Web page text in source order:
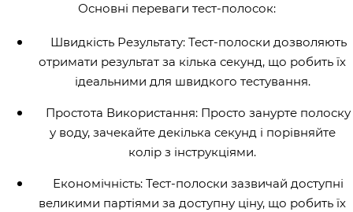
Основні переваги тест-полосок:
Швидкість Результату: Тест-полоски дозволяють
отримати результат за кілька секунд, що робить їх
ідеальними для швидкого тестування.
Простота Використання: Просто занурте полоску
у воду, зачекайте декілька секунд і порівняйте
колір з інструкціями.
Економічність: Тест-полоски зазвичай доступні
великими партіями за доступну ціну, що робить їх